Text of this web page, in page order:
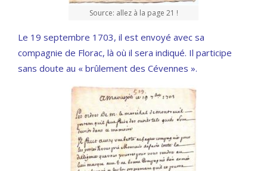
Source: allez à la page 21 !
Le 19 septembre 1703, il est envoyé avec sa
compagnie de Florac, là où il sera indiqué. Il participe
sans doute au « brûlement des Cévennes ».